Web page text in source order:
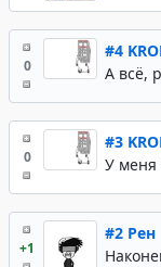
0
#4
А всё,
0
#3
У меня
+1
#2 Рен